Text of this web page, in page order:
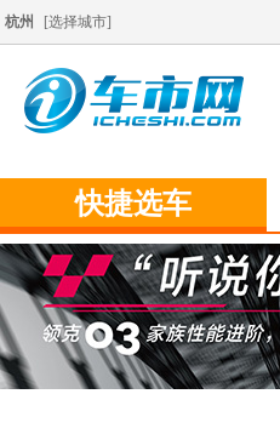
杭州 [选择城市]
快捷选车